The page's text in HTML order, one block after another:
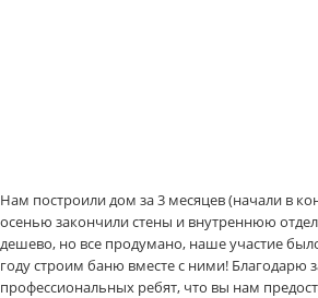
Нам построили дом за 3 месяцев (начали в
осенью закончили стены и внутреннюю
дешево, но все продумано, наше участие
году строим баню вместе с ними! Благодарю
профессиональных ребят, что вы нам